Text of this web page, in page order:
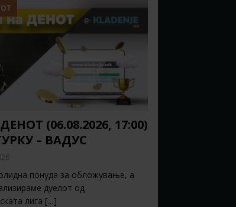
(06.08.2026, 17:00)
– ВАДУС
понуда за обложување, а
дуелот од
лига […]